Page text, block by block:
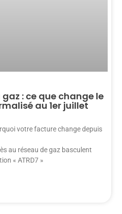
: ce que change le
au 1er juillet
votre facture change depuis
au réseau de gaz basculent
« ATRD7 »